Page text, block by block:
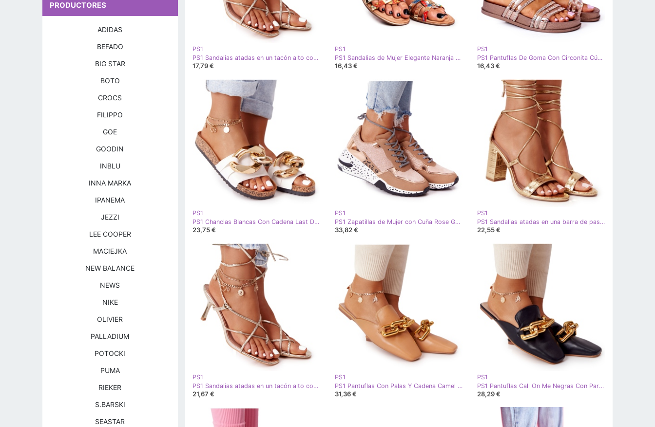
PS1
PS1 Sandalias atadas en un tacón alto con punta cuadrada Golden Runway dorado
17,79 €
PS1
PS1 Sandalias de Mujer Elegante Naranja Oriental Brooke multicolor dorado
16,43 €
PS1
PS1 Pantuflas De Goma Con Circonita Cúbica Oro Rosa Miss You dorado
16,43 €
PS1
PS1 Chanclas Blancas Con Cadena Last Dance blanco dorado
23,75 €
PS1
PS1 Zapatillas de Mujer con Cuña Rose Gold Avery rosa dorado
33,82 €
PS1
PS1 Sandalias atadas en una barra de pasarela dorada dorado
22,55 €
PS1
PS1 Sandalias atadas en un tacón alto con punta cuadrada Golden Runway dorado
21,67 €
PS1
PS1 Pantuflas Con Palas Y Cadena Camel Call On Me marrón dorado
31,36 €
PS1
PS1 Pantuflas Call On Me Negras Con Parte Superior Y Cadena negro dorado
28,29 €
PRODUCTORES
ADIDAS
BEFADO
BIG STAR
BOTO
CROCS
FILIPPO
GOE
GOODIN
INBLU
INNA MARKA
IPANEMA
JEZZI
LEE COOPER
MACIEJKA
NEW BALANCE
NEWS
NIKE
OLIVIER
PALLADIUM
POTOCKI
PUMA
RIEKER
S.BARSKI
SEASTAR